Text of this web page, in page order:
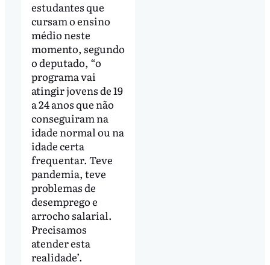
estudantes que
cursam o ensino
médio neste
momento, segundo
o deputado, “o
programa vai
atingir jovens de 19
a 24 anos que não
conseguiram na
idade normal ou na
idade certa
frequentar. Teve
pandemia, teve
problemas de
desemprego e
arrocho salarial.
Precisamos
atender esta
realidade’.